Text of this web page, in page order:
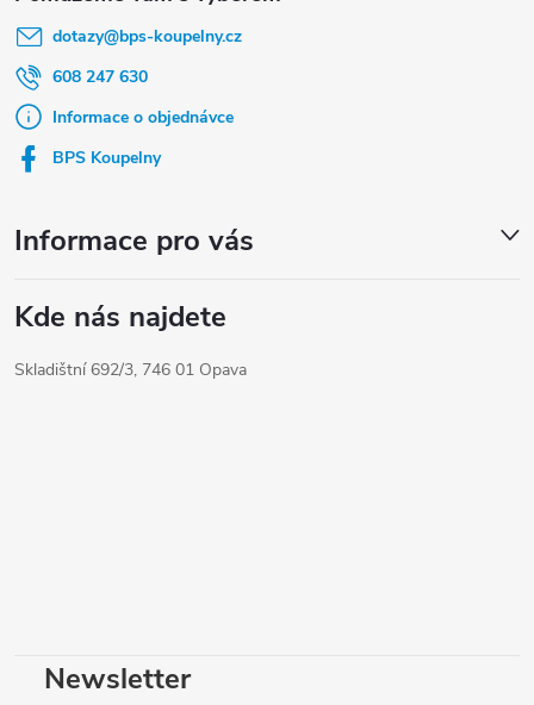
dotazy@bps-koupelny.cz
608 247 630
Informace o objednávce
BPS Koupelny
Informace pro vás
Kde nás najdete
Skladištní 692/3, 746 01 Opava
Newsletter